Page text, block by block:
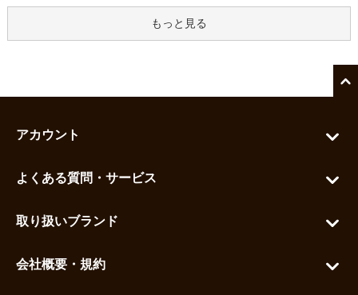
もっと見る
アカウント
お気に入りを見る
よくある質問・サービス
ご利用ガイド
取り扱いブランド
会社概要・規約